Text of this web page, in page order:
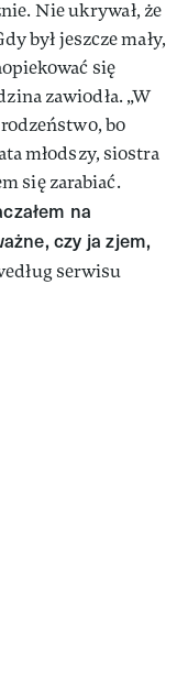
Nie ukrywał, że
był jeszcze mały,
się
zawiodła. „W
bo
młodszy, siostra
się zarabiać.
na
czy ja zjem,
serwisu